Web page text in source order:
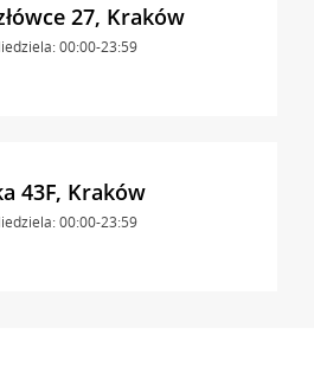
27, Kraków
00:00-23:59
43F, Kraków
00:00-23:59